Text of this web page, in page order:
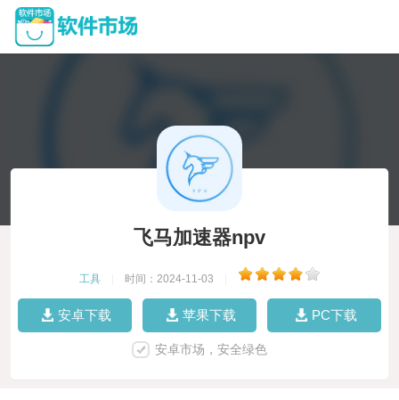
飞马加速器npv
工具 时间：2024-11-03
安卓下载 苹果下载 PC下载
安卓市场，安全绿色